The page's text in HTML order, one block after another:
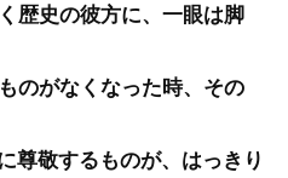
歴史の彼方に、一眼は脚
のがなくなった時、その
ものが、はっきり